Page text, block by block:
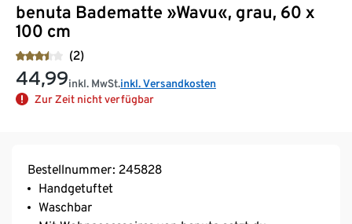
benuta Badematte »Wavu«, grau, 60 x
100 cm
(2)
44,99inkl. MwSt.inkl. Versandkosten
Zur Zeit nicht verfügbar
Bestellnummer: 245828
Handgetuftet
Waschbar